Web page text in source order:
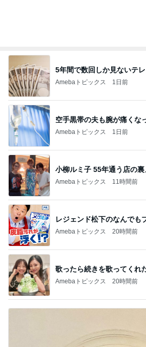
5年間で数回しか見ないテ
Amebaトピックス 1日前
空手黒帯の夫も腕が痛くな
Amebaトピックス 1日前
小柳ルミ子 55年通う店の
Amebaトピックス 11時間前
レジェンド松下のなんでも
Amebaトピックス 20時間前
歌ったら続きを歌ってくれ
Amebaトピックス 20時間前